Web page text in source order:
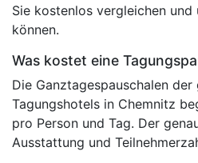
Sie kostenlos vergleichen
können.
Was kostet eine
Die Ganztagespauschalen der
Tagungshotels in Chemnitz
pro Person und Tag. Der
Ausstattung und